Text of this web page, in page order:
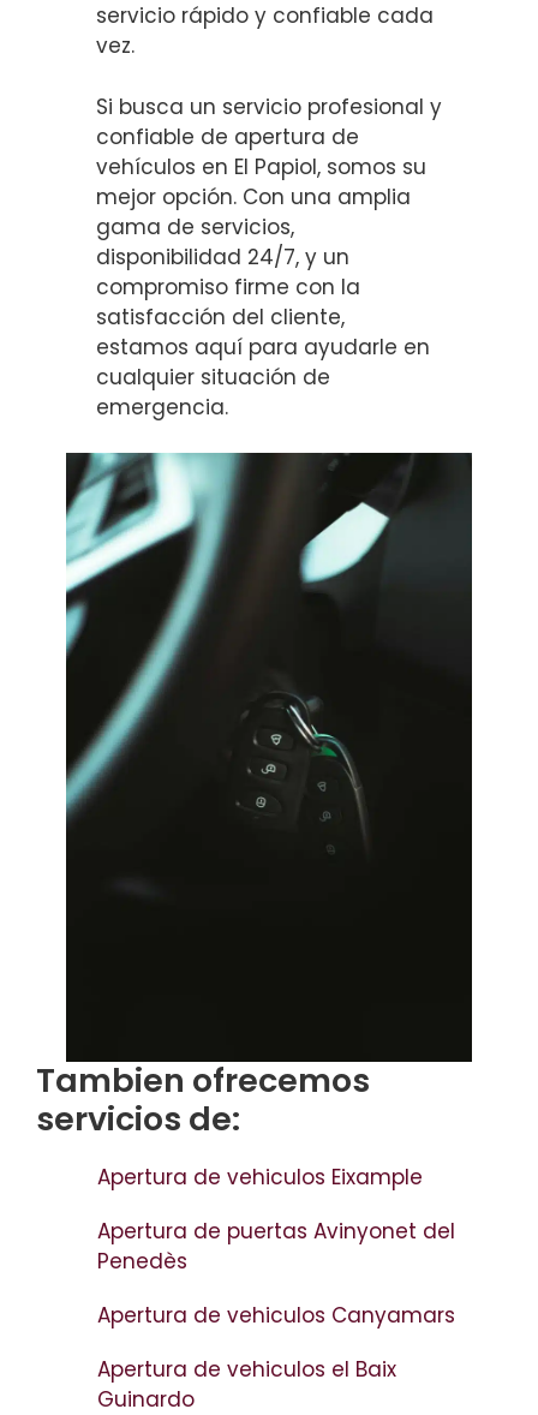
servicio rápido y confiable cada
vez.
Si busca un servicio profesional y
confiable de apertura de
vehículos en El Papiol, somos su
mejor opción. Con una amplia
gama de servicios,
disponibilidad 24/7, y un
compromiso firme con la
satisfacción del cliente,
estamos aquí para ayudarle en
cualquier situación de
emergencia.
Tambien ofrecemos
servicios de:
Apertura de vehiculos Eixample
Apertura de puertas Avinyonet del
Penedès
Apertura de vehiculos Canyamars
Apertura de vehiculos el Baix
Guinardo